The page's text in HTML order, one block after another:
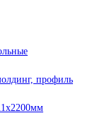
профиль